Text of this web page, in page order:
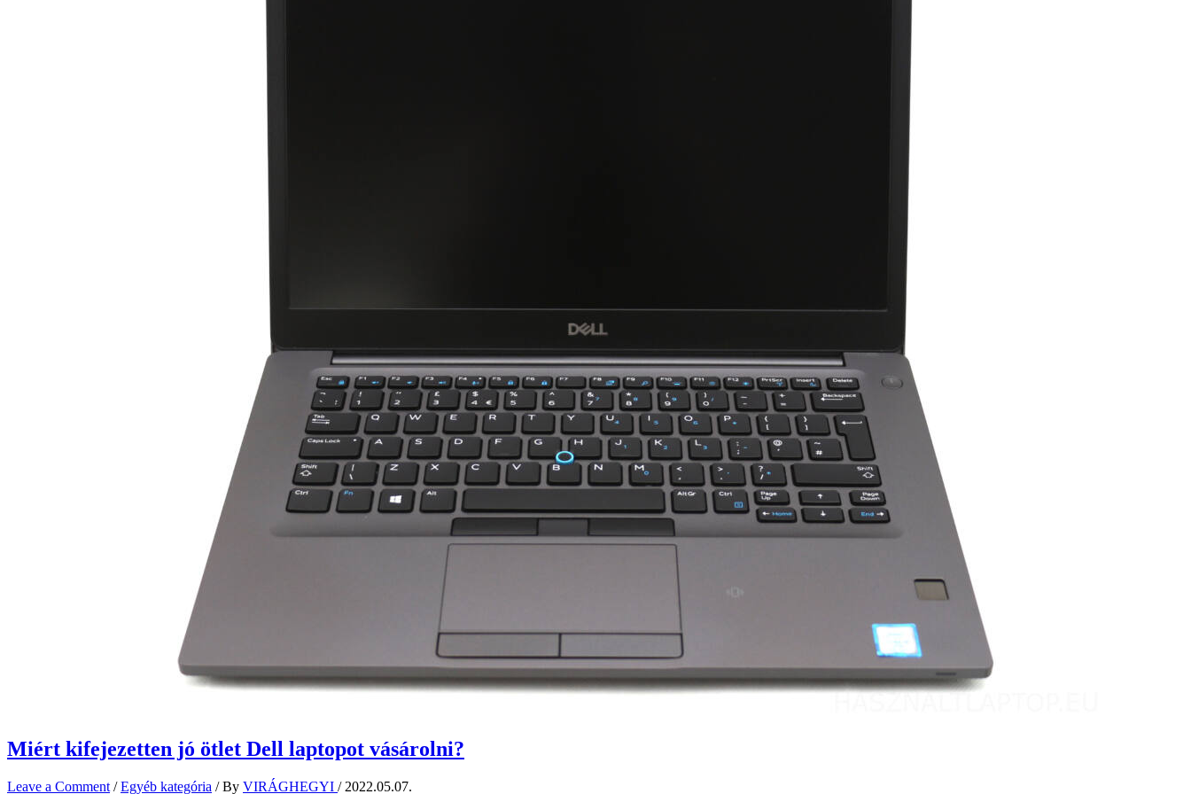
Miért kifejezetten jó ötlet Dell laptopot vásárolni?
Leave a Comment /Egyéb kategória / By VIRÁGHEGYI / 2022.05.07.